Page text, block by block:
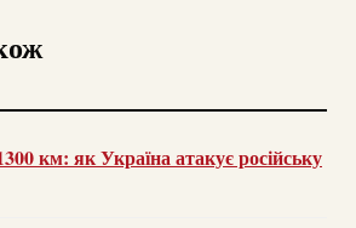
км: як Україна атакує російську